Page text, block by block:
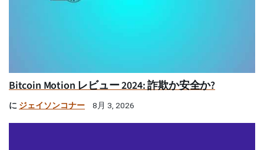
Bitcoin Motion レビュー 2024: 詐欺か安全か?
に ジェイソンコナー 8月 3, 2026